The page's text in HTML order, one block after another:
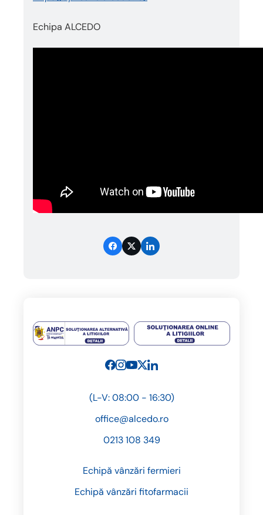
Echipa ALCEDO
(L-V: 08:00 - 16:30)
office@alcedo.ro
0213 108 349
Echipă vânzări fermieri
Echipă vânzări fitofarmacii